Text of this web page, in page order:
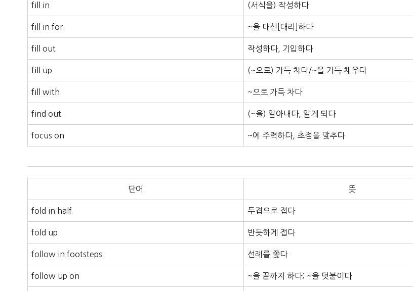
fill in (서식을) 작성하다
fill in for ~을 대신[대리]하다
fill out 작성하다, 기입하다
fill up (~으로) 가득 차다/~을 가득 채우다
fill with ~으로 가득 차다
find out (~을) 알아내다, 알게 되다
focus on ~에 주력하다, 초점을 맞추다
단어 뜻
fold in half 두겹으로 접다
fold up 반듯하게 접다
follow in footsteps 선례를 쫓다
follow up on ~을 끝까지 하다; ~을 덧붙이다